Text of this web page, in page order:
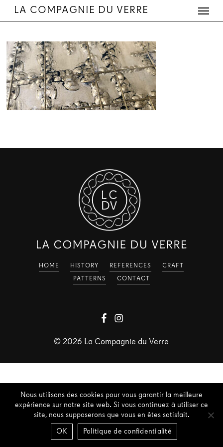
content
LA COMPAGNIE DU VERRE
HOME HISTORY REFERENCES CRAFT
PATTERNS CONTACT
© 2026 La Compagnie du Verre
Nous utilisons des cookies pour vous garantir la meilleure
expérience sur notre site web. Si vous continuez à utiliser ce
site, nous supposerons que vous en êtes satisfait.
OK Politique de confidentialité